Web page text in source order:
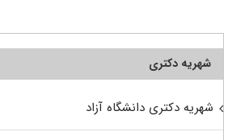
شهریه دکتری
شهریه دکتری دانشگاه آزاد